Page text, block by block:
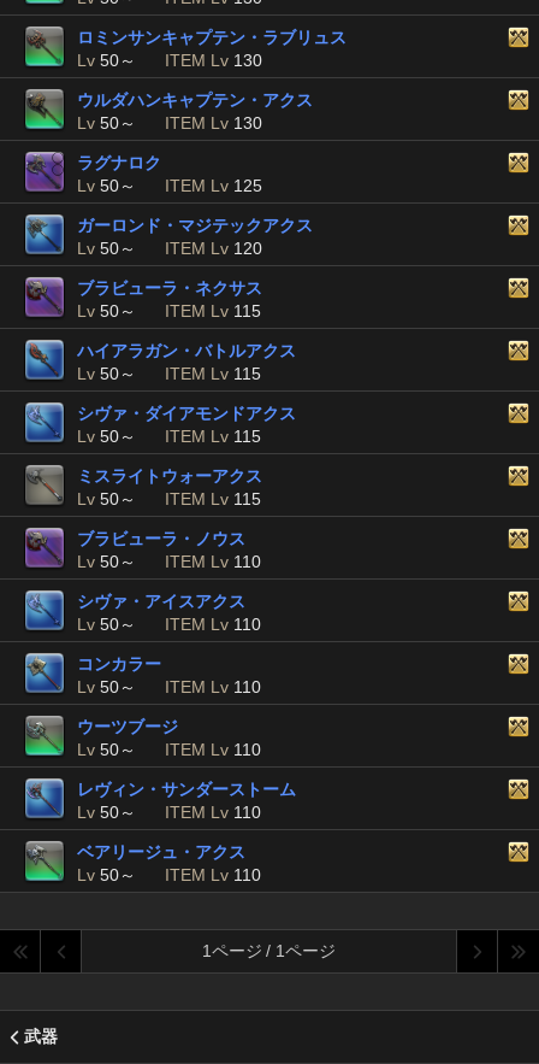
ロミンサンキャプテン・ラブリュス
Lv 50～ ITEM Lv 130
ウルダハンキャプテン・アクス
Lv 50～ ITEM Lv 130
ラグナロク
Lv 50～ ITEM Lv 125
ガーロンド・マジテックアクス
Lv 50～ ITEM Lv 120
ブラビューラ・ネクサス
Lv 50～ ITEM Lv 115
ハイアラガン・バトルアクス
Lv 50～ ITEM Lv 115
シヴァ・ダイアモンドアクス
Lv 50～ ITEM Lv 115
ミスライトウォーアクス
Lv 50～ ITEM Lv 115
ブラビューラ・ノウス
Lv 50～ ITEM Lv 110
シヴァ・アイスアクス
Lv 50～ ITEM Lv 110
コンカラー
Lv 50～ ITEM Lv 110
ウーツブージ
Lv 50～ ITEM Lv 110
レヴィン・サンダーストーム
Lv 50～ ITEM Lv 110
ベアリージュ・アクス
Lv 50～ ITEM Lv 110
1ページ / 1ページ
武器